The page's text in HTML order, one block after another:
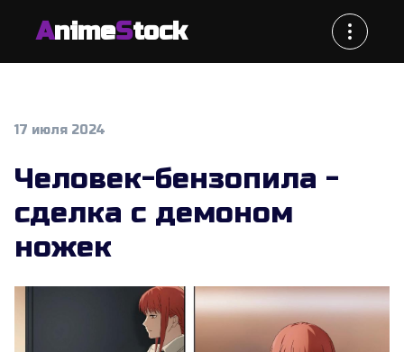
AnimeStock
17 июля 2024
Человек-бензопила -
сделка с демоном
ножек